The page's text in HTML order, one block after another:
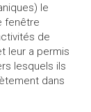
le
fenêtre
de
leur a permis
lesquels ils
dans